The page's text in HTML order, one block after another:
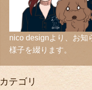
nico designより、お知
様子を綴ります。
カテゴリ